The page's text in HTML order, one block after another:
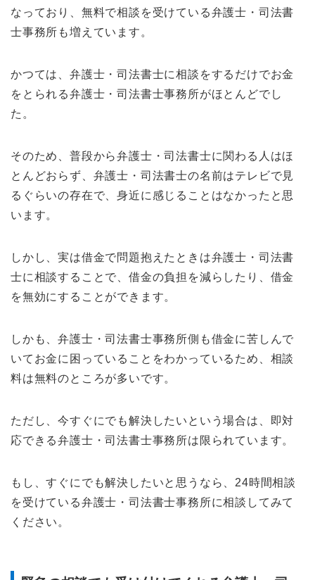
なっており、無料で相談を受けている弁護士・司法書
士事務所も増えています。
かつては、弁護士・司法書士に相談をするだけでお金
をとられる弁護士・司法書士事務所がほとんどでし
た。
そのため、普段から弁護士・司法書士に関わる人はほ
とんどおらず、弁護士・司法書士の名前はテレビで見
るぐらいの存在で、身近に感じることはなかったと思
います。
しかし、実は借金で問題抱えたときは弁護士・司法書
士に相談することで、借金の負担を減らしたり、借金
を無効にすることができます。
しかも、弁護士・司法書士事務所側も借金に苦しんで
いてお金に困っていることをわかっているため、相談
料は無料のところが多いです。
ただし、今すぐにでも解決したいという場合は、即対
応できる弁護士・司法書士事務所は限られています。
もし、すぐにでも解決したいと思うなら、24時間相談
を受けている弁護士・司法書士事務所に相談してみて
ください。